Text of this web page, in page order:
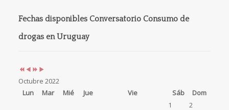
Fechas disponibles Conversatorio Consumo de
drogas en Uruguay
anterioranterior
año mes
Octubre 2022
Lun
Mar Mié Jue Vie Sáb
Dom
1
2